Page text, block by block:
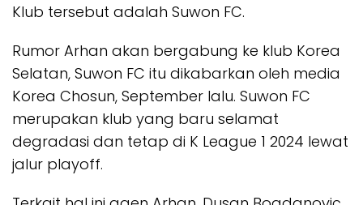
Klub tersebut adalah Suwon FC.
Rumor Arhan akan bergabung ke klub Korea
Selatan, Suwon FC itu dikabarkan oleh media
Korea Chosun, September lalu. Suwon FC
merupakan klub yang baru selamat
degradasi dan tetap di K League 1 2024 lewat
jalur playoff.